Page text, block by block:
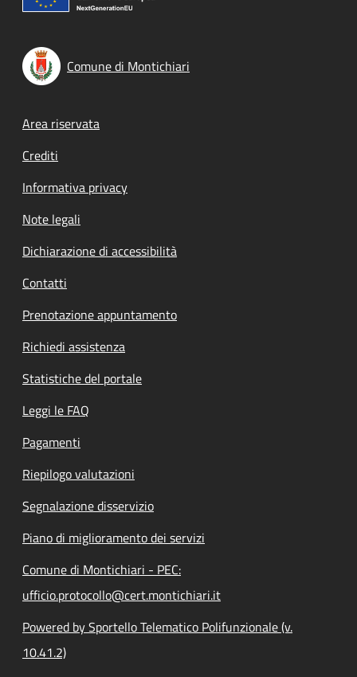
Comune di Montichiari
Footer menu
Area riservata
Crediti
Informativa privacy
Note legali
Dichiarazione di accessibilità
Contatti
Prenotazione appuntamento
Richiedi assistenza
Statistiche del portale
Leggi le FAQ
Pagamenti
Riepilogo valutazioni
Segnalazione disservizio
Piano di miglioramento dei servizi
Comune di Montichiari - PEC:
ufficio.protocollo@cert.montichiari.it
Powered by Sportello Telematico Polifunzionale (v.
10.41.2)